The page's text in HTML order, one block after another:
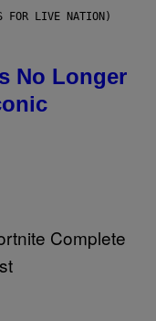
FOR LIVE NATION)
No Longer